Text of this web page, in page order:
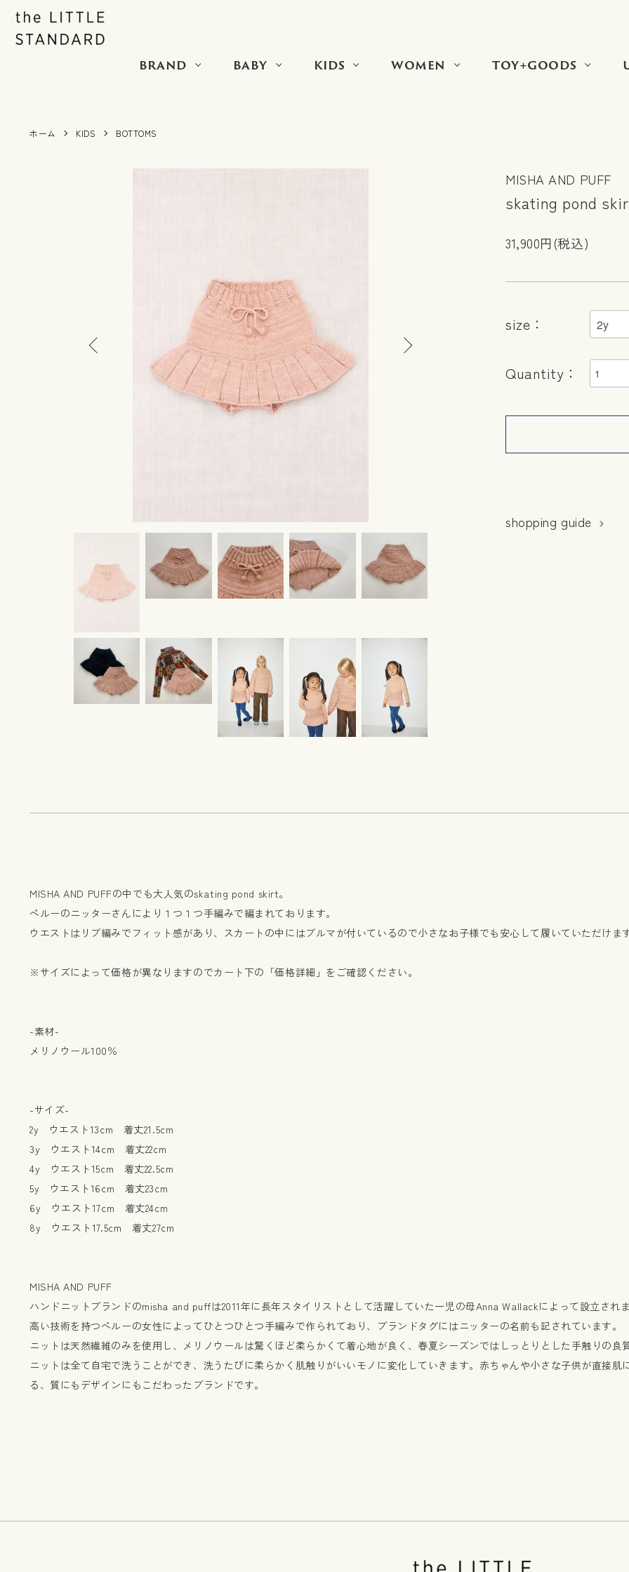
BRAND BABY KIDS WOMEN TOY+GOODS
ホーム KIDS BOTTOMS
MISHA AND PUFF
skating pond
31,900円(税込)
size：
Quantity：
shopping guide
MISHA AND PUFFの中でも大人気のskating pond skirt。
ペルーのニッターさんにより１つ１つ手編みで編まれております。
ウエストはリブ編みでフィット感があり、スカートの中にはブルマが付いているので小さなお子様でも安心して履いていただけま
※サイズによって価格が異なりますのでカート下の「価格詳細」をご確認ください。
-素材-
メリノウール100％
-サイズ-
2y ウエスト13cm 着丈21.5cm
3y ウエスト14cm 着丈22cm
4y ウエスト15cm 着丈22.5cm
5y ウエスト16cm 着丈23cm
6y ウエスト17cm 着丈24cm
8y ウエスト17.5cm 着丈27cm
MISHA AND PUFF
ハンドニットブランドのmisha and puffは2011年に長年スタイリストとして活躍していた一児の母Anna Wallackによって設立され
高い技術を持つペルーの女性によってひとつひとつ手編みで作られており、ブランドタグにはニッターの名前も記されています。
ニットは天然繊維のみを使用し、メリノウールは驚くほど柔らかくて着心地が良く、春夏シーズンではしっとりとした手触りの
ニットは全て自宅で洗うことができ、洗うたびに柔らかく肌触りがいいモノに変化していきます。赤ちゃんや小さな子供が直接
る、質にもデザインにもこだわったブランドです。